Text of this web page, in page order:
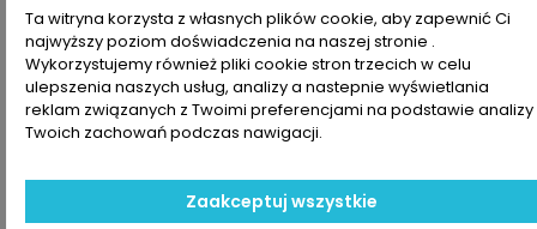
Drukuj
OPIS SZCZEGÓŁY PRODUKTU
Model Kod Numer Numer
Ta witryna korzysta z własnych plików cookie, aby zapewnić Ci
najwyższy poziom doświadczenia na naszej stronie .
Wykorzystujemy również pliki cookie stron trzecich w celu
ulepszenia naszych usług, analizy a nastepnie wyświetlania
reklam związanych z Twoimi preferencjami na podstawie analizy
Twoich zachowań podczas nawigacji.
Zaakceptuj wszystkie